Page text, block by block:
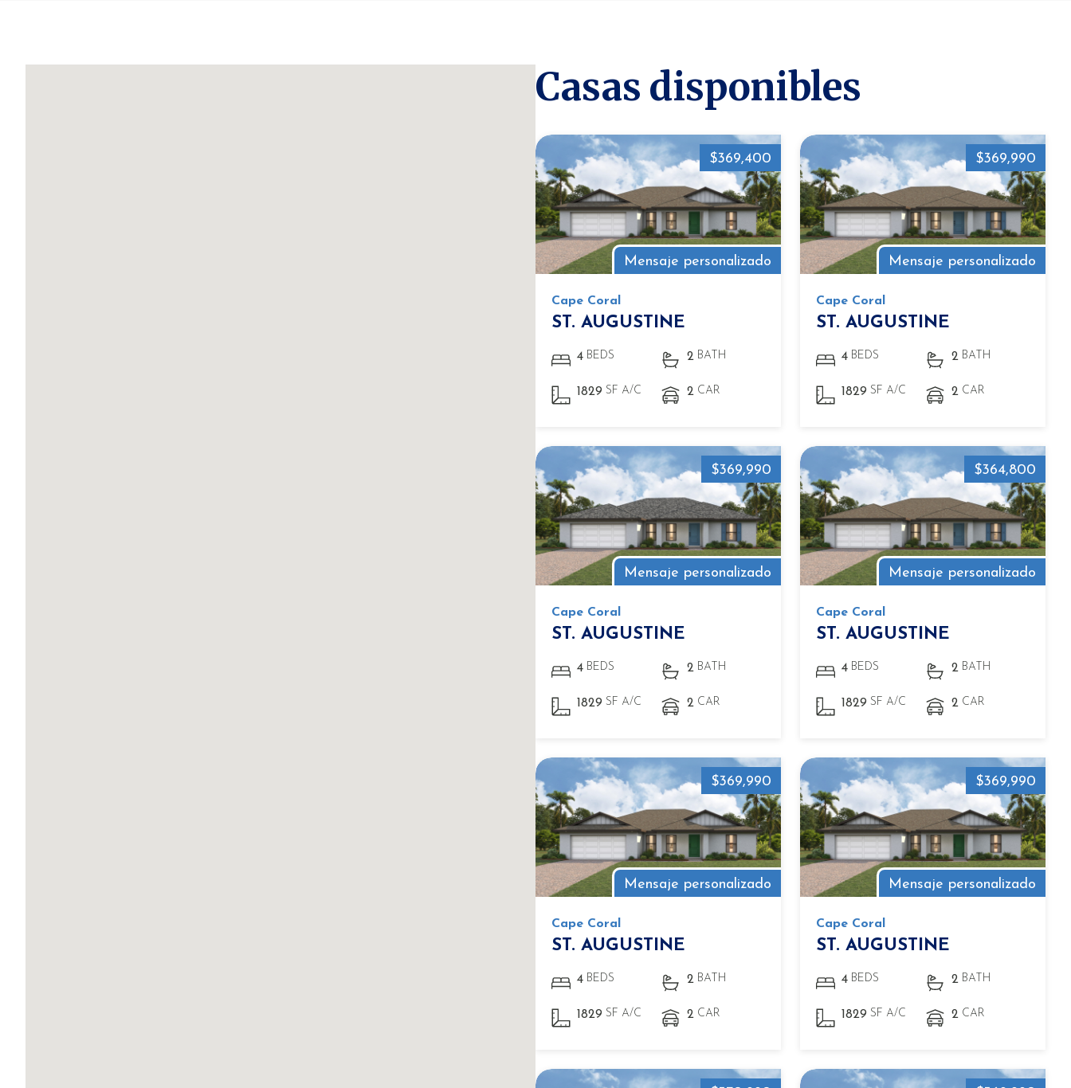
Casas disponibles
Mensaje personalizado
$369,400
Cape Coral
ST. AUGUSTINE
4 BEDS 2 BATH
1829 SF A/C 2 CAR
Mensaje personalizado
$369,990
Cape Coral
ST. AUGUSTINE
4 BEDS 2 BATH
1829 SF A/C 2 CAR
Mensaje personalizado
$369,990
Cape Coral
ST. AUGUSTINE
4 BEDS 2 BATH
1829 SF A/C 2 CAR
Mensaje personalizado
$364,800
Cape Coral
ST. AUGUSTINE
4 BEDS 2 BATH
1829 SF A/C 2 CAR
Mensaje personalizado
$369,990
Cape Coral
ST. AUGUSTINE
4 BEDS 2 BATH
1829 SF A/C 2 CAR
Mensaje personalizado
$369,990
Cape Coral
ST. AUGUSTINE
4 BEDS 2 BATH
1829 SF A/C 2 CAR